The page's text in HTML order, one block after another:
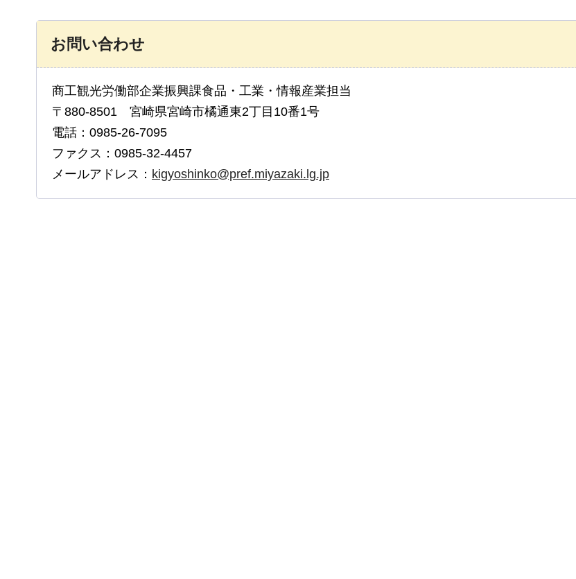
お問い合わせ
商工観光労働部企業振興課食品・工業・情報産業担当
〒880-8501 宮崎県宮崎市橘通東2丁目10番1号
電話：0985-26-7095
ファクス：0985-32-4457
メールアドレス： kigyoshinko@pref.miyazaki.lg.jp